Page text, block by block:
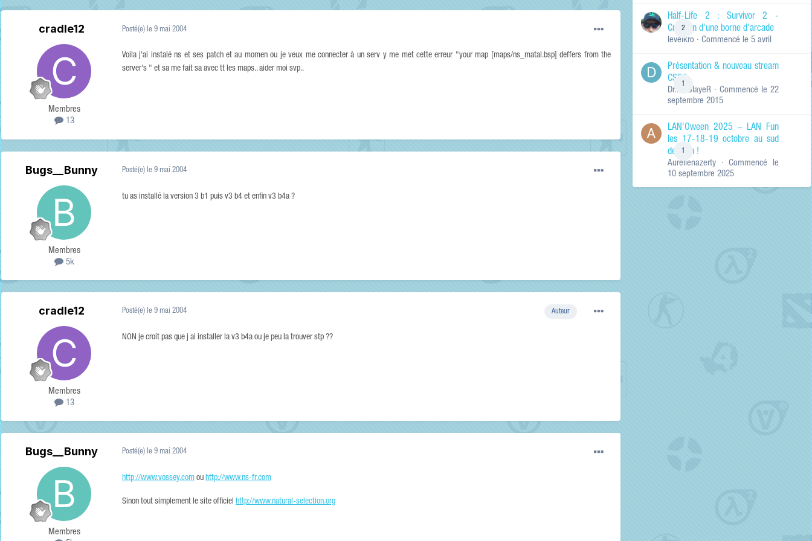
RECHERCHER LES
Titres et corps
Titres des
uniquement
cradle12
Membres
13
Posté(e) le 9 mai 2004
Voila j'ai instalé ns et ses patch et au momen ou je veux me connecter à un serv y me met cette erreur "your map [maps/ns_matal.bsp] deffers from the
server's " et sa me fait sa avec tt les maps.. aider moi svp..
Bugs__Bunny
Membres
5k
Posté(e) le 9 mai 2004
tu as installé la version 3 b1 puis v3 b4 et enfin v3 b4a ?
cradle12
Membres
13
Auteur
Posté(e) le 9 mai 2004
NON je croit pas que j ai installer la v3 b4a ou je peu la trouver stp ??
Bugs__Bunny
Membres
Posté(e) le 9 mai 2004
http://www.vossey.com ou http://www.ns-fr.com
Sinon tout simplement le site officiel http://www.natural-selection.org
2
Half-Life 2 : Survivor 2 -
Création d'une borne d'arcade
levelkro · Commencé le 5 avril
1
Présentation & nouveau stream
CSGO
Dr.KinSlayeR · Commencé le 22
septembre 2015
1
LAN'Oween 2025 – LAN Fun
les 17-18-19 octobre au sud
de Lyon !
Aurelienazerty · Commencé le
10 septembre 2025